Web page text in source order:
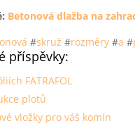
Betonová dlažba na
#skruž #rozměry#a #
příspěvky:
FATRAFOL
plotů
vložky pro váš komín